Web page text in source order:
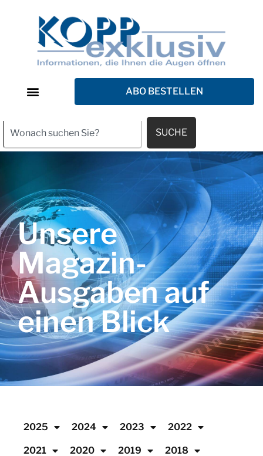
ABO BESTELLEN
SUCHE
Unsere
Magazin-
Ausgaben auf
einen Blick
2025 2024 2023 2022
2021 2020 2019 2018